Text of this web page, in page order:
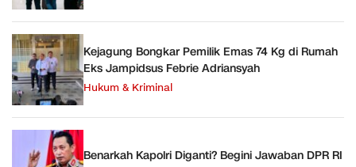
Kejagung Bongkar Pemilik Emas 74 Kg di Rumah
Eks Jampidsus Febrie Adriansyah
Hukum & Kriminal
Benarkah Kapolri Diganti? Begini Jawaban DPR RI